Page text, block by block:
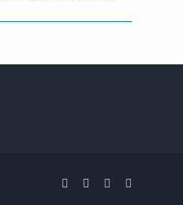
Facebook Instagram